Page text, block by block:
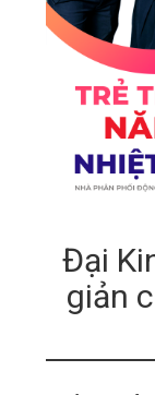
Đại
giản